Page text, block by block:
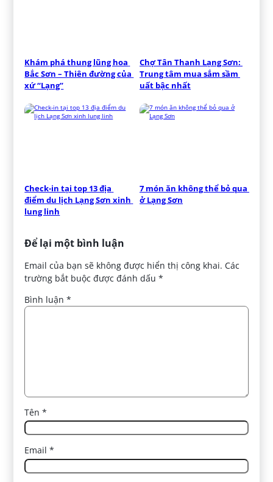
Khám phá thung lũng hoa
Bắc Sơn – Thiên đường của
xứ “Lạng”
Chợ Tân Thanh Lạng Sơn:
Trung tâm mua sắm sầm
uất bậc nhất
Check-in tại top 13 địa
điểm du lịch Lạng Sơn xinh
lung linh
7 món ăn không thể bỏ qua
ở Lạng Sơn
Để lại một bình luận
Email của bạn sẽ không được hiển thị công khai. Các
trường bắt buộc được đánh dấu*
Bình luận*
Tên*
Email*